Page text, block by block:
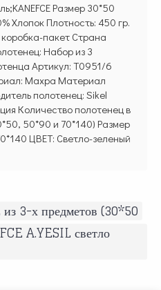
Размер 30*50
Хлопок Плотность: 450 гр.
пакет Страна
Набор из 3
Артикул: T0951/6
Махра Материал
полотенец: Sikel
Количество полотенец в
50*90 и 70*140) Размер
ЦВЕТ: Светло-зеленый
3-х предметов (30*50
A.YESIL светло